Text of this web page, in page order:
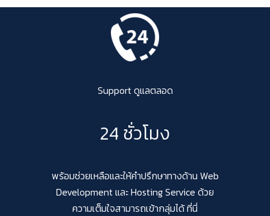
Support ดูแลตลอด
24 ชั่วโมง
พร้อมช่วยเหลือและให้คำปรึกษาทางด้าน Web
Development และ Hosting Service ด้วย
ความเต็มใจสามารถเข้ากลุ่มได้ ที่นี่